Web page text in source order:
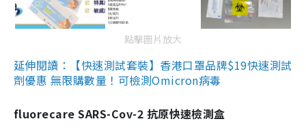
點擊圖片放大
延伸閱讀：【快速測試套裝】香港口罩品牌$19快速測試
劑優惠 無限購數量！可檢測Omicron病毒
fluorecare SARS-Cov-2 抗原快速檢測盒